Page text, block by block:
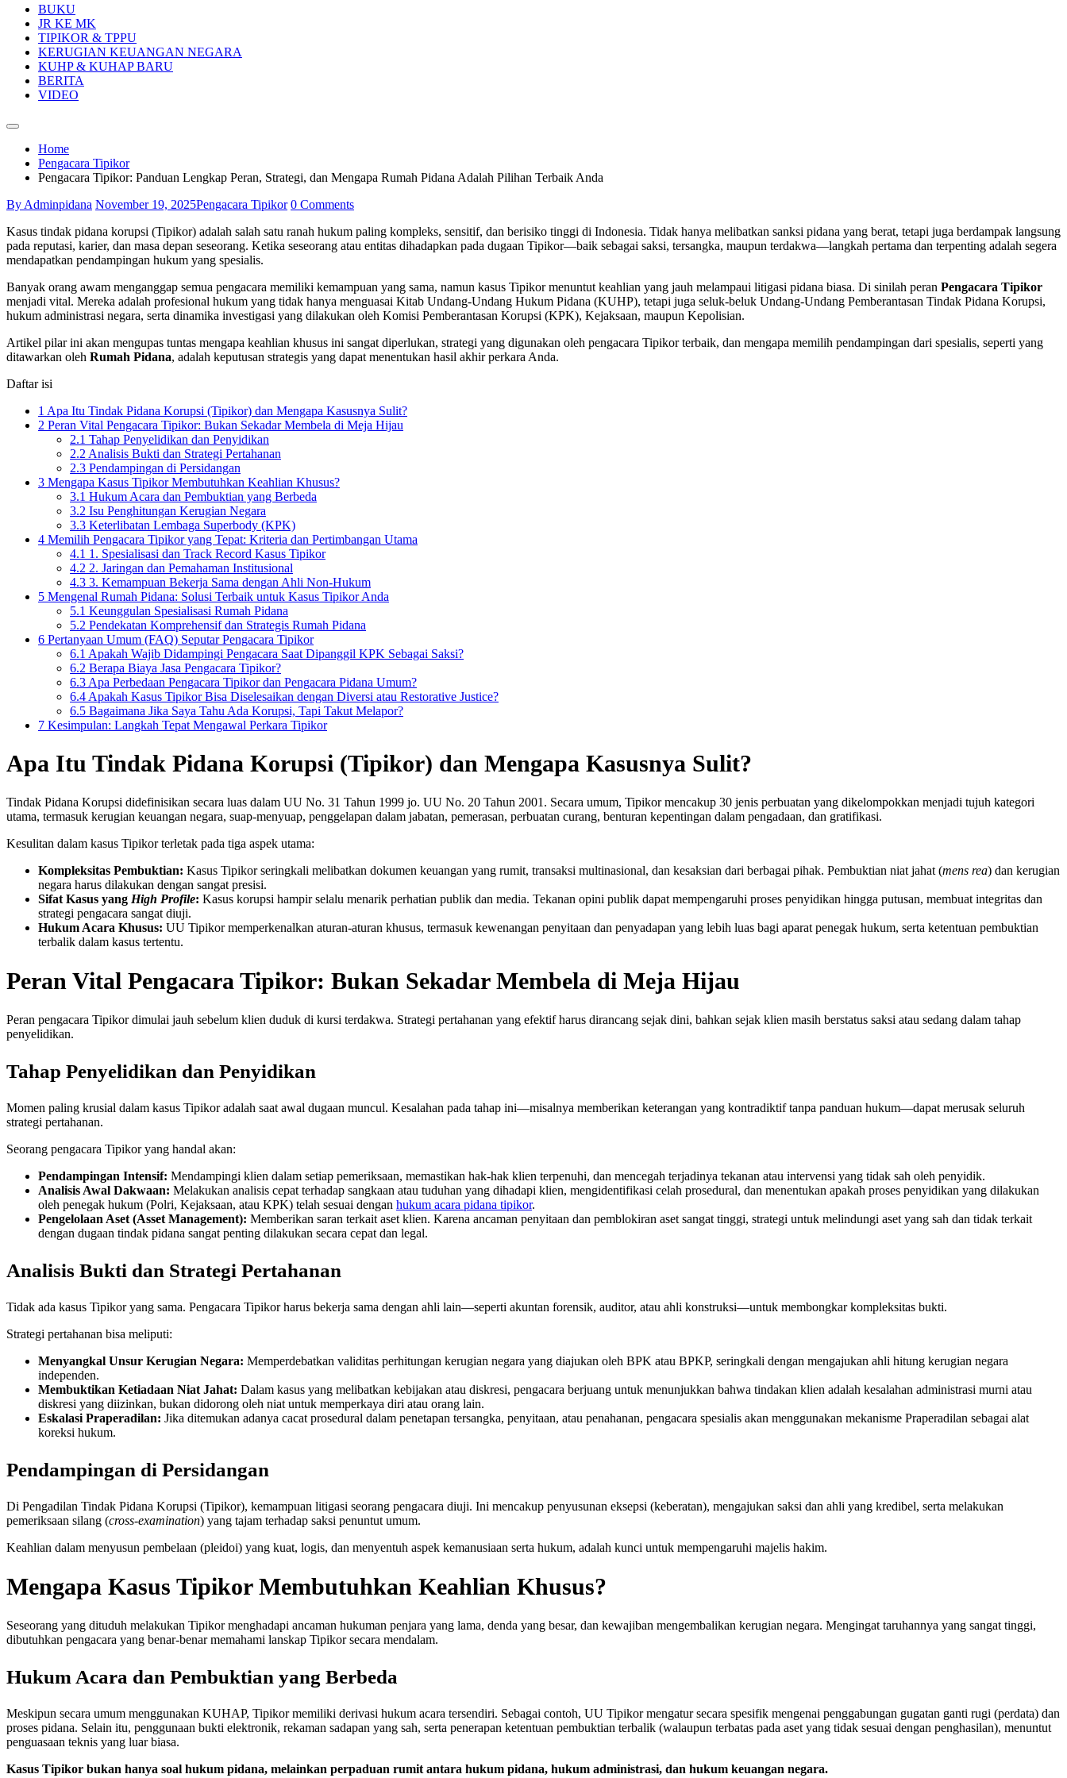
BUKU
JR KE MK
TIPIKOR & TPPU
KERUGIAN KEUANGAN NEGARA
KUHP & KUHAP BARU
BERITA
VIDEO
Home
Pengacara Tipikor
Pengacara Tipikor: Panduan Lengkap Peran, Strategi, dan Mengapa Rumah Pidana Adalah Pilihan Terbaik Anda
By Adminpidana November 19, 2025Pengacara Tipikor 0 Comments
Kasus tindak pidana korupsi (Tipikor) adalah salah satu ranah hukum paling kompleks, sensitif, dan berisiko tinggi di Indonesia. Tidak hanya melibatkan sanksi pidana yang berat, tetapi juga berdampak langsung
pada reputasi, karier, dan masa depan seseorang. Ketika seseorang atau entitas dihadapkan pada dugaan Tipikor—baik sebagai saksi, tersangka, maupun terdakwa—langkah pertama dan terpenting adalah segera
mendapatkan pendampingan hukum yang spesialis.
Banyak orang awam menganggap semua pengacara memiliki kemampuan yang sama, namun kasus Tipikor menuntut keahlian yang jauh melampaui litigasi pidana biasa. Di sinilah peran Pengacara Tipikor
menjadi vital. Mereka adalah profesional hukum yang tidak hanya menguasai Kitab Undang-Undang Hukum Pidana (KUHP), tetapi juga seluk-beluk Undang-Undang Pemberantasan Tindak Pidana Korupsi,
hukum administrasi negara, serta dinamika investigasi yang dilakukan oleh Komisi Pemberantasan Korupsi (KPK), Kejaksaan, maupun Kepolisian.
Artikel pilar ini akan mengupas tuntas mengapa keahlian khusus ini sangat diperlukan, strategi yang digunakan oleh pengacara Tipikor terbaik, dan mengapa memilih pendampingan dari spesialis, seperti yang
ditawarkan oleh Rumah Pidana, adalah keputusan strategis yang dapat menentukan hasil akhir perkara Anda.
Daftar isi
1 Apa Itu Tindak Pidana Korupsi (Tipikor) dan Mengapa Kasusnya Sulit?
2 Peran Vital Pengacara Tipikor: Bukan Sekadar Membela di Meja Hijau
2.1 Tahap Penyelidikan dan Penyidikan
2.2 Analisis Bukti dan Strategi Pertahanan
2.3 Pendampingan di Persidangan
3 Mengapa Kasus Tipikor Membutuhkan Keahlian Khusus?
3.1 Hukum Acara dan Pembuktian yang Berbeda
3.2 Isu Penghitungan Kerugian Negara
3.3 Keterlibatan Lembaga Superbody (KPK)
4 Memilih Pengacara Tipikor yang Tepat: Kriteria dan Pertimbangan Utama
4.1 1. Spesialisasi dan Track Record Kasus Tipikor
4.2 2. Jaringan dan Pemahaman Institusional
4.3 3. Kemampuan Bekerja Sama dengan Ahli Non-Hukum
5 Mengenal Rumah Pidana: Solusi Terbaik untuk Kasus Tipikor Anda
5.1 Keunggulan Spesialisasi Rumah Pidana
5.2 Pendekatan Komprehensif dan Strategis Rumah Pidana
6 Pertanyaan Umum (FAQ) Seputar Pengacara Tipikor
6.1 Apakah Wajib Didampingi Pengacara Saat Dipanggil KPK Sebagai Saksi?
6.2 Berapa Biaya Jasa Pengacara Tipikor?
6.3 Apa Perbedaan Pengacara Tipikor dan Pengacara Pidana Umum?
6.4 Apakah Kasus Tipikor Bisa Diselesaikan dengan Diversi atau Restorative Justice?
6.5 Bagaimana Jika Saya Tahu Ada Korupsi, Tapi Takut Melapor?
7 Kesimpulan: Langkah Tepat Mengawal Perkara Tipikor
Apa Itu Tindak Pidana Korupsi (Tipikor) dan Mengapa Kasusnya Sulit?
Tindak Pidana Korupsi didefinisikan secara luas dalam UU No. 31 Tahun 1999 jo. UU No. 20 Tahun 2001. Secara umum, Tipikor mencakup 30 jenis perbuatan yang dikelompokkan menjadi tujuh kategori
utama, termasuk kerugian keuangan negara, suap-menyuap, penggelapan dalam jabatan, pemerasan, perbuatan curang, benturan kepentingan dalam pengadaan, dan gratifikasi.
Kesulitan dalam kasus Tipikor terletak pada tiga aspek utama:
Kompleksitas Pembuktian: Kasus Tipikor seringkali melibatkan dokumen keuangan yang rumit, transaksi multinasional, dan kesaksian dari berbagai pihak. Pembuktian niat jahat (mens rea) dan kerugian
negara harus dilakukan dengan sangat presisi.
Sifat Kasus yang High Profile: Kasus korupsi hampir selalu menarik perhatian publik dan media. Tekanan opini publik dapat mempengaruhi proses penyidikan hingga putusan, membuat integritas dan
strategi pengacara sangat diuji.
Hukum Acara Khusus: UU Tipikor memperkenalkan aturan-aturan khusus, termasuk kewenangan penyitaan dan penyadapan yang lebih luas bagi aparat penegak hukum, serta ketentuan pembuktian
terbalik dalam kasus tertentu.
Peran Vital Pengacara Tipikor: Bukan Sekadar Membela di Meja Hijau
Peran pengacara Tipikor dimulai jauh sebelum klien duduk di kursi terdakwa. Strategi pertahanan yang efektif harus dirancang sejak dini, bahkan sejak klien masih berstatus saksi atau sedang dalam tahap
penyelidikan.
Tahap Penyelidikan dan Penyidikan
Momen paling krusial dalam kasus Tipikor adalah saat awal dugaan muncul. Kesalahan pada tahap ini—misalnya memberikan keterangan yang kontradiktif tanpa panduan hukum—dapat merusak seluruh
strategi pertahanan.
Seorang pengacara Tipikor yang handal akan:
Pendampingan Intensif: Mendampingi klien dalam setiap pemeriksaan, memastikan hak-hak klien terpenuhi, dan mencegah terjadinya tekanan atau intervensi yang tidak sah oleh penyidik.
Analisis Awal Dakwaan: Melakukan analisis cepat terhadap sangkaan atau tuduhan yang dihadapi klien, mengidentifikasi celah prosedural, dan menentukan apakah proses penyidikan yang dilakukan
oleh penegak hukum (Polri, Kejaksaan, atau KPK) telah sesuai dengan hukum acara pidana tipikor.
Pengelolaan Aset (Asset Management): Memberikan saran terkait aset klien. Karena ancaman penyitaan dan pemblokiran aset sangat tinggi, strategi untuk melindungi aset yang sah dan tidak terkait
dengan dugaan tindak pidana sangat penting dilakukan secara cepat dan legal.
Analisis Bukti dan Strategi Pertahanan
Tidak ada kasus Tipikor yang sama. Pengacara Tipikor harus bekerja sama dengan ahli lain—seperti akuntan forensik, auditor, atau ahli konstruksi—untuk membongkar kompleksitas bukti.
Strategi pertahanan bisa meliputi:
Menyangkal Unsur Kerugian Negara: Memperdebatkan validitas perhitungan kerugian negara yang diajukan oleh BPK atau BPKP, seringkali dengan mengajukan ahli hitung kerugian negara
independen.
Membuktikan Ketiadaan Niat Jahat: Dalam kasus yang melibatkan kebijakan atau diskresi, pengacara berjuang untuk menunjukkan bahwa tindakan klien adalah kesalahan administrasi murni atau
diskresi yang diizinkan, bukan didorong oleh niat untuk memperkaya diri atau orang lain.
Eskalasi Praperadilan: Jika ditemukan adanya cacat prosedural dalam penetapan tersangka, penyitaan, atau penahanan, pengacara spesialis akan menggunakan mekanisme Praperadilan sebagai alat
koreksi hukum.
Pendampingan di Persidangan
Di Pengadilan Tindak Pidana Korupsi (Tipikor), kemampuan litigasi seorang pengacara diuji. Ini mencakup penyusunan eksepsi (keberatan), mengajukan saksi dan ahli yang kredibel, serta melakukan
pemeriksaan silang (cross-examination) yang tajam terhadap saksi penuntut umum.
Keahlian dalam menyusun pembelaan (pleidoi) yang kuat, logis, dan menyentuh aspek kemanusiaan serta hukum, adalah kunci untuk mempengaruhi majelis hakim.
Mengapa Kasus Tipikor Membutuhkan Keahlian Khusus?
Seseorang yang dituduh melakukan Tipikor menghadapi ancaman hukuman penjara yang lama, denda yang besar, dan kewajiban mengembalikan kerugian negara. Mengingat taruhannya yang sangat tinggi,
dibutuhkan pengacara yang benar-benar memahami lanskap Tipikor secara mendalam.
Hukum Acara dan Pembuktian yang Berbeda
Meskipun secara umum menggunakan KUHAP, Tipikor memiliki derivasi hukum acara tersendiri. Sebagai contoh, UU Tipikor mengatur secara spesifik mengenai penggabungan gugatan ganti rugi (perdata) dan
proses pidana. Selain itu, penggunaan bukti elektronik, rekaman sadapan yang sah, serta penerapan ketentuan pembuktian terbalik (walaupun terbatas pada aset yang tidak sesuai dengan penghasilan), menuntut
penguasaan teknis yang luar biasa.
Kasus Tipikor bukan hanya soal hukum pidana, melainkan perpaduan rumit antara hukum pidana, hukum administrasi, dan hukum keuangan negara.